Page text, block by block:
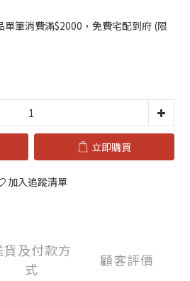
單筆消費滿$2000，免費宅配到府 (限
立即購買
加入追蹤清單
貨及付款方
式
顧客評價